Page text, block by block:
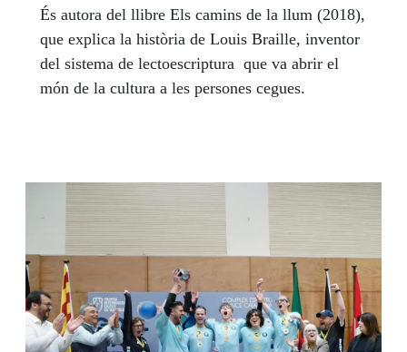
És autora del llibre Els camins de la llum (2018),
que explica la història de Louis Braille, inventor
del sistema de lectoescriptura que va abrir el
món de la cultura a les persones cegues.